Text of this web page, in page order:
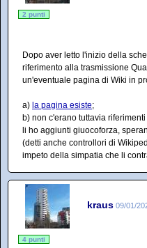
2 punti
Dopo aver letto l'inizio della
riferimento alla trasmissione
un'eventuale pagina di Wiki in
a) la pagina esiste;
b) non c'erano tuttavia
li ho aggiunti giuocoforza,
(detti anche controllori di
impeto della simpatia che li
kraus 09/01/
4 punti